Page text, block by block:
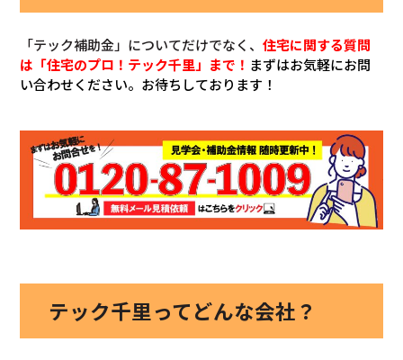
「テック補助金」についてだけでなく、住宅に関する質問
は「住宅のプロ！テック千里」まで！ まずはお気軽にお問
い合わせください。お待ちしております！
テック千里ってどんな会社？